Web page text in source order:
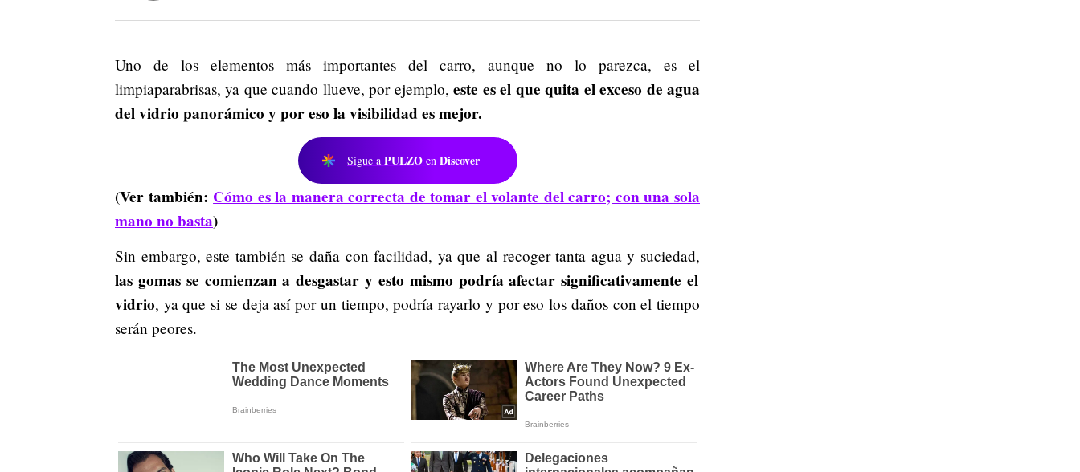
Uno de los elementos más importantes del carro, aunque no lo parezca, es el
limpiaparabrisas, ya que cuando llueve, por ejemplo, este es el que quita el exceso de agua
del vidrio panorámico y por eso la visibilidad es mejor.
Sigue a PULZO en Discover
(Ver también: Cómo es la manera correcta de tomar el volante del carro; con una sola
mano no basta)
Sin embargo, este también se daña con facilidad, ya que al recoger tanta agua y suciedad,
las gomas se comienzan a desgastar y esto mismo podría afectar significativamente el
vidrio, ya que si se deja así por un tiempo, podría rayarlo y por eso los daños con el tiempo
serán peores.